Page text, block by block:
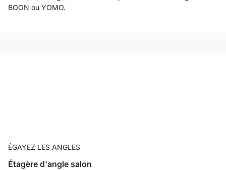
BOON ou YOMO.
ÉGAYEZ LES ANGLES
Étagère d'angle salon